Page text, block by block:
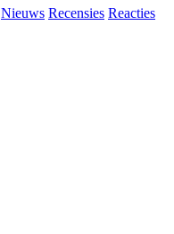
Nieuws Recensies Reacties